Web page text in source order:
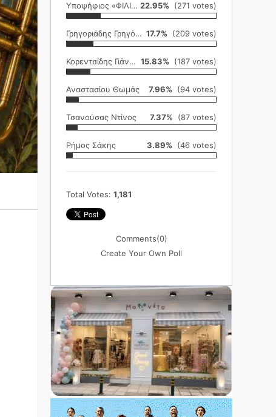
Υποψήφιος «ΦΙΛΙΚΗ ΕΤΑΙΡΕΙΑ» 22.95% (271 votes)
Γρηγοριάδης Γρηγόρης 17.7% (209 votes)
Κορεντσίδης Γιάννης 15.83% (187 votes)
Αναστασίου Θωμάς 7.96% (94 votes)
Τσανούσας Ντίνος 7.37% (87 votes)
Ρήμος Σάκης 3.89% (46 votes)
Total Votes: 1,181
Comments(0)
Create Your Own Poll